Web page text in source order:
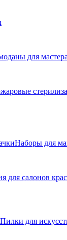
для
Наборы для
для салонов
Пилки для